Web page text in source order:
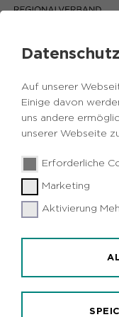
Auf unserer
Einige davon
uns andere
unserer Webseite
Erforderliche
Marketing
Aktivierung
Zurück
Preis sind
Marl (idr). 16
werden in
Kernthemen aus